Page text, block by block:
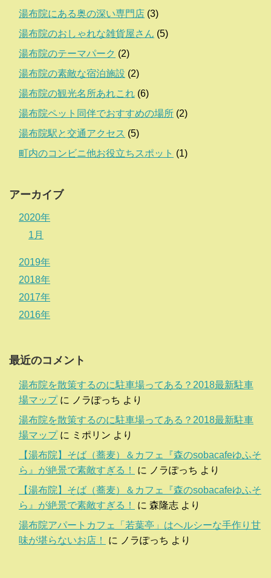
湯布院にある奥の深い専門店 (3)
湯布院のおしゃれな雑貨屋さん (5)
湯布院のテーマパーク (2)
湯布院の素敵な宿泊施設 (2)
湯布院の観光名所あれこれ (6)
湯布院ペット同伴でおすすめの場所 (2)
湯布院駅と交通アクセス (5)
町内のコンビニ他お役立ちスポット (1)
アーカイブ
2020年
1月
2019年
2018年
2017年
2016年
最近のコメント
湯布院を散策するのに駐車場ってある？2018最新駐車
場マップに ノラぽっち より
湯布院を散策するのに駐車場ってある？2018最新駐車
場マップに ミポリン より
【湯布院】そば（蕎麦）＆カフェ『森のsobacafeゆふそ
ら』が絶景で素敵すぎる！
に ノラぽっち より
【湯布院】そば（蕎麦）＆カフェ『森のsobacafeゆふそ
ら』が絶景で素敵すぎる！
に 森隆志 より
湯布院アパートカフェ「若葉亭」はヘルシーな手作り甘
味が堪らないお店！
に ノラぽっち より